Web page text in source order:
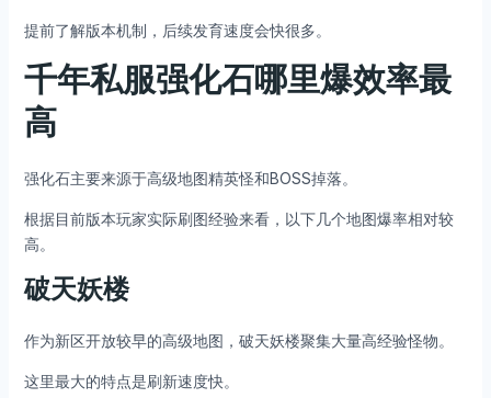
提前了解版本机制，后续发育速度会快很多。
千年私服强化石哪里爆效率最
高
强化石主要来源于高级地图精英怪和BOSS掉落。
根据目前版本玩家实际刷图经验来看，以下几个地图爆率相对较
高。
破天妖楼
作为新区开放较早的高级地图，破天妖楼聚集大量高经验怪物。
这里最大的特点是刷新速度快。